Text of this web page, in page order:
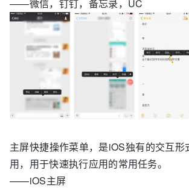
——微信，钉钉，备忘录，UC
主屏快捷操作菜单，是iOS独有的交互形
用，用于快速执行应用的常用任务。
——iOS主屏